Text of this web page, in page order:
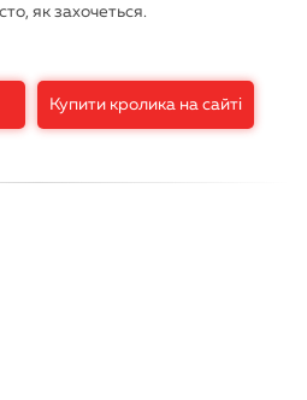
як захочеться.
Купити кролика на сайті